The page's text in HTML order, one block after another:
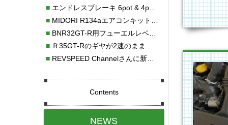
■エンドレスブレーキ 6pot & 4potオーバーホール
■MIDORI R134aエアコンキットタイプⅡ取り付け
■BNR32GT-R用フューエルレベルセンサー新発売！！
■Ｒ35GT-Rのギヤが2速のまま変速しない！！
■REVSPEED Channelさんに新社屋を紹介していただきました!!
Contents
NEWS